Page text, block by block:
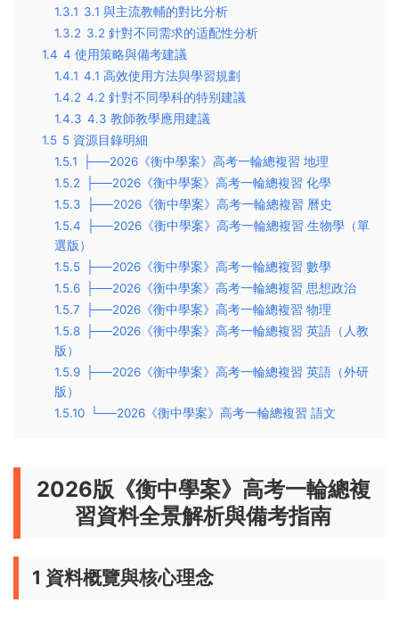
1.3.1 3.1 與主流教輔的對比分析
1.3.2 3.2 針對不同需求的适配性分析
1.4 4 使用策略與備考建議
1.4.1 4.1 高效使用方法與學習規劃
1.4.2 4.2 針對不同學科的特别建議
1.4.3 4.3 教師教學應用建議
1.5 5 資源目錄明細
1.5.1
├──2026《衡中學案》高考一輪總複習 地理
1.5.2
├──2026《衡中學案》高考一輪總複習 化學
1.5.3
├──2026《衡中學案》高考一輪總複習 曆史
1.5.4
├──2026《衡中學案》高考一輪總複習 生物學（單
選版）
1.5.5
├──2026《衡中學案》高考一輪總複習 數學
1.5.6
├──2026《衡中學案》高考一輪總複習 思想政治
1.5.7
├──2026《衡中學案》高考一輪總複習 物理
1.5.8
├──2026《衡中學案》高考一輪總複習 英語（人教
版）
1.5.9
├──2026《衡中學案》高考一輪總複習 英語（外研
版）
1.5.10
└──2026《衡中學案》高考一輪總複習 語文
2026版《衡中學案》高考一輪總複
習資料全景解析與備考指南
1 資料概覽與核心理念